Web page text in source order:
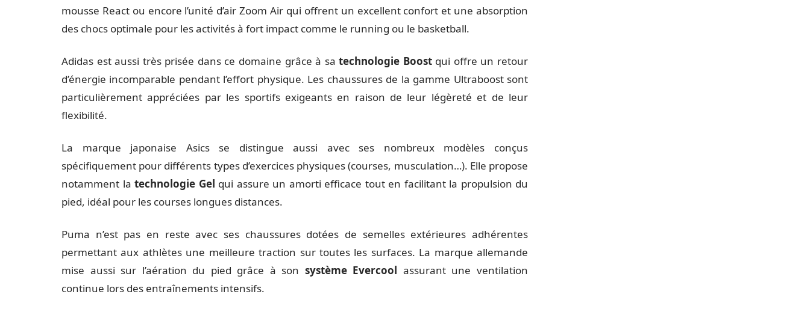
mousse React ou encore l’unité d’air Zoom Air qui offrent un excellent confort et une absorption
des chocs optimale pour les activités à fort impact comme le running ou le basketball.
Adidas est aussi très prisée dans ce domaine grâce à satechnologie Boostqui offre un retour
d’énergie incomparable pendant l’effort physique. Les chaussures de la gamme Ultraboost sont
particulièrement appréciées par les sportifs exigeants en raison de leur légèreté et de leur
flexibilité.
La marque japonaise Asics se distingue aussi avec ses nombreux modèles conçus
spécifiquement pour différents types d’exercices physiques (courses, musculation…). Elle propose
notamment la technologie Gel qui assure un amorti efficace tout en facilitant la propulsion du
pied, idéal pour les courses longues distances.
Puma n’est pas en reste avec ses chaussures dotées de semelles extérieures adhérentes
permettant aux athlètes une meilleure traction sur toutes les surfaces. La marque allemande
mise aussi sur l’aération du pied grâce à son système Evercool assurant une ventilation
continue lors des entraînements intensifs.